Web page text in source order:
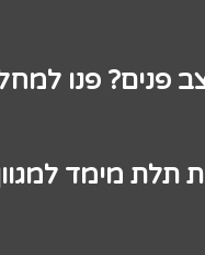
פנים? פנו
תלת מימד